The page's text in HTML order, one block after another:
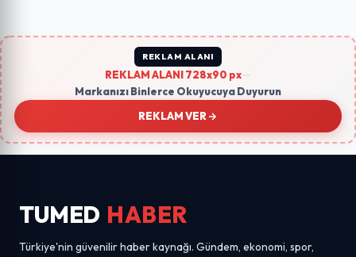
REKLAM ALANI
REKLAM ALANI 728x90 px
Markanızı Binlerce Okuyucuya Duyurun
REKLAM VER
TUMED HABER
Türkiye'nin güvenilir haber kaynağı. Gündem, ekonomi, spor,